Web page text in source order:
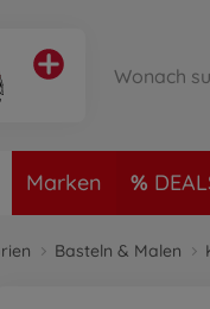
Marken
Basteln & Malen